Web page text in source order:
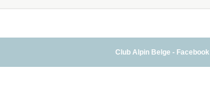
Club Alpin Belge - Facebook